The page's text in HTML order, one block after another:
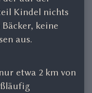
Kindel nichts
keine
aus.
etwa 2 km von